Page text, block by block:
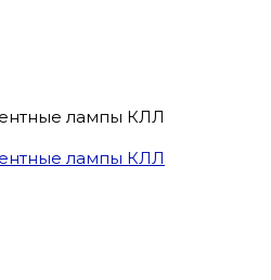
лампы КЛЛ
лампы КЛЛ